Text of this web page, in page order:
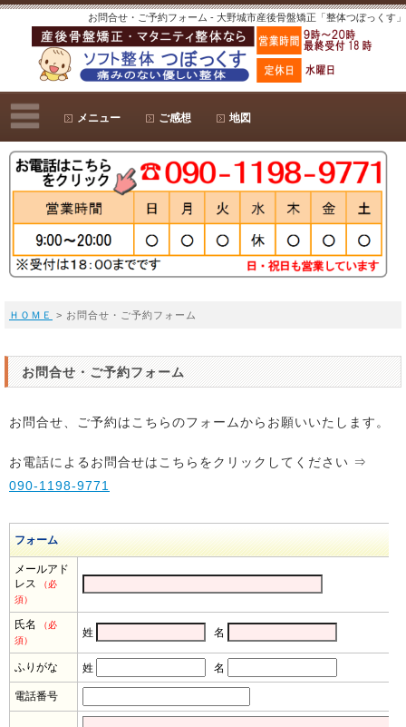
お問合せ・ご予約フォーム - 大野城市産後骨盤矯正「整体つぼっくす」
メニュー ご感想 地図
ＨＯＭＥ > お問合せ・ご予約フォーム
お問合せ・ご予約フォーム
お問合せ、ご予約はこちらのフォームからお願いいたします。
お電話によるお問合せはこちらをクリックしてください ⇒
090-1198-9771